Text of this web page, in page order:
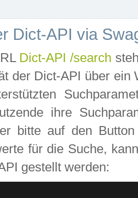
Dict-API via
Dict-API /search
der Dict-API über
ihre
bitte auf den
für die Suche,
gestellt werden: